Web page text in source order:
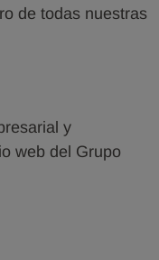
de todas nuestras
y
web del Grupo